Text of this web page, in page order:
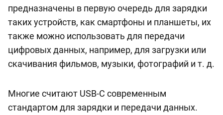
предназначены в первую очередь для зарядки
таких устройств, как смартфоны и планшеты, их
также можно использовать для передачи
цифровых данных, например, для загрузки или
скачивания фильмов, музыки, фотографий и т. д.
Многие считают USB-C современным
стандартом для зарядки и передачи данных.